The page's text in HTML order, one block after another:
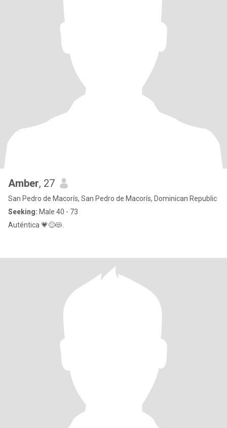
Amber, 27
San Pedro de Macorís, San Pedro de Macorís, Dominican Republic
Seeking: Male 40 - 73
Auténtica 💗😊😻.